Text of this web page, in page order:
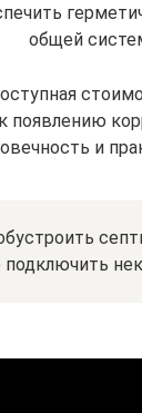
общей
появлению
и